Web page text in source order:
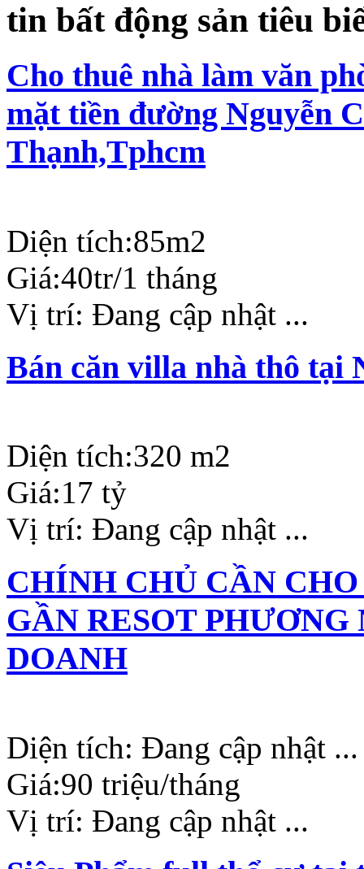
tin bất động sản tiêu
Cho thuê nhà làm văn
mặt tiền đường Nguyễn
Thạnh,Tphcm
Diện tích:85m2
Giá:40tr/1 tháng
Vị trí: Đang cập nhật ...
Bán căn villa nhà thô tại
Diện tích:320 m2
Giá:17 tỷ
Vị trí: Đang cập nhật ...
CHÍNH CHỦ CẦN
GẦN RESOT
DOANH
Diện tích: Đang cập nhật ...
Giá:90 triệu/tháng
Vị trí: Đang cập nhật ...